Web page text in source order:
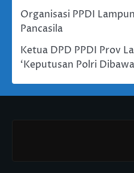
Organisasi PPDI
Pancasila
Ketua DPD PPDI Prov
‘Keputusan Polri